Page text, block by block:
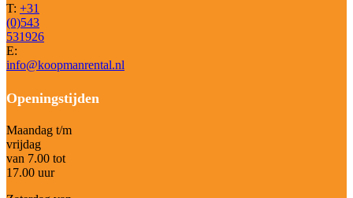
T: +31
(0)543
531926
E:
info@koopmanrental.nl
Openingstijden
Maandag t/m
vrijdag
van 7.00 tot
17.00 uur